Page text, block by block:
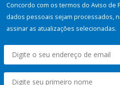
Concordo com os termos do Aviso de
dados pessoais sejam processados,
assinar as atualizações selecionadas.